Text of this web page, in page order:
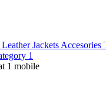
Leather Jackets Accesories